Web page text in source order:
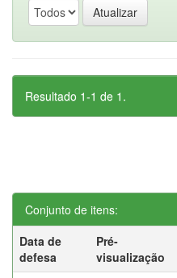
Resultado 1-1 de 1.
Conjunto de itens:
Data de
defesa
Pré-
visualização